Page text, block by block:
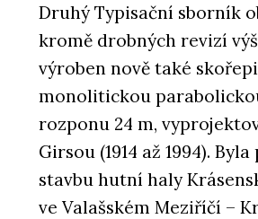
Druhý Typisační sborník
kromě drobných revizí
výroben nově také
monolitickou
rozponu 24 m,
Girsou (1914 až 1994).
stavbu hutní haly
ve Valašském Meziříčí –